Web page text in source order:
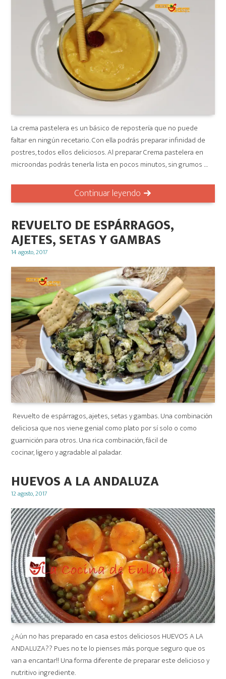
La crema pastelera es un básico de repostería que no puede
faltar en ningún recetario. Con ella podrás preparar infinidad de
postres, todos ellos deliciosos. Al preparar Crema pastelera en
microondas podrás tenerla lista en pocos minutos, sin grumos …
Continuar leyendo
REVUELTO DE ESPÁRRAGOS,
AJETES, SETAS Y GAMBAS
Posted
14 agosto, 2017
Revuelto de espárragos, ajetes, setas y gambas. Una combinación
deliciosa que nos viene genial como plato por sí solo o como
guarnición para otros. Una rica combinación, fácil de
cocinar, ligero y agradable al paladar.
HUEVOS A LA ANDALUZA
Posted
12 agosto, 2017
¿Aún no has preparado en casa estos deliciosos HUEVOS A LA
ANDALUZA?? Pues no te lo pienses más porque seguro que os
van a encantar!! Una forma diferente de preparar este delicioso y
nutritivo ingrediente.